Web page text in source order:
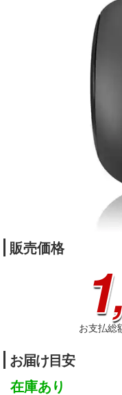
販売価格
1
お支払総
お届け目安
在庫あり